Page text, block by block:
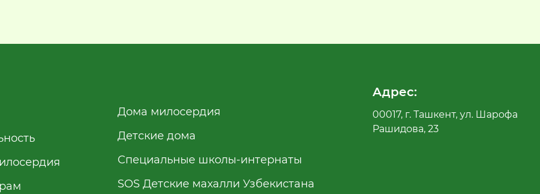
Дома милосердия
Детские дома
Специальные школы-интернаты
SOS Детские махалли Узбекистана
Адрес:
00017, г. Ташкент, ул. Шарофа
Рашидова, 23